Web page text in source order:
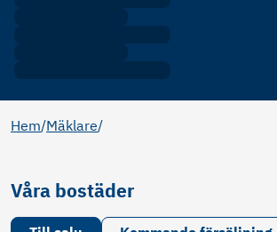
Hem/Mäklare/
Våra bostäder